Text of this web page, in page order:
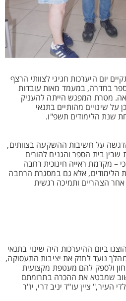
יום היערכות חגיגי לצוותי הרצף
בחדרה, במעמד מאות עובדות
מטרת המפגש הייתה להעניק
על שינויים מהותיים בתנאי
שנת הלימודים תשפ"ו.
על חשיבות ההשקעה בצוותים,
בית הספר והגנים להורים
– מקדמת ראייה חינוכית רחבה
הלימודים, אלא גם במסגרת הרחבה
אחר הצהריים ותמיכה רגשית
ביום ההיערכות היה שינוי בתנאי
נועד לחזק את יציבות התעסוקה,
ולספק להם מעטפת מקצועית
שמבטא את ההכרה בתרומתם
העיר," ציין עו"ד יניב דרי, יו"ר